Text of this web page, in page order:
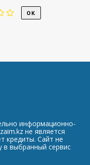
информационно-
не является
кредиты. Сайт не
в выбранный сервис